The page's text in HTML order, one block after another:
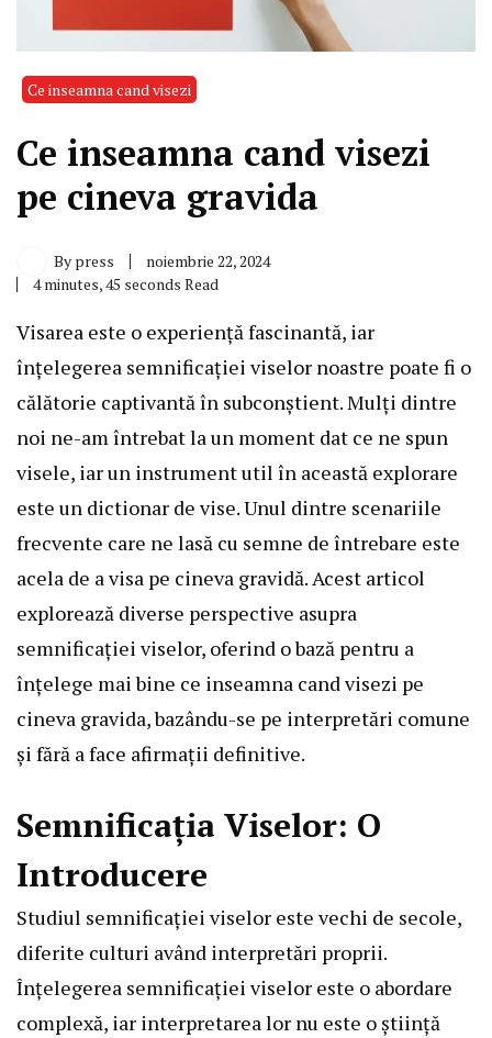
Ce inseamna cand visezi
Ce inseamna cand visezi
pe cineva gravida
By press
noiembrie 22, 2024
4 minutes, 45 seconds Read
Visarea este o experiență fascinantă, iar
înțelegerea semnificației viselor noastre poate fi o
călătorie captivantă în subconștient. Mulți dintre
noi ne-am întrebat la un moment dat ce ne spun
visele, iar un instrument util în această explorare
este un dictionar de vise. Unul dintre scenariile
frecvente care ne lasă cu semne de întrebare este
acela de a visa pe cineva gravidă. Acest articol
explorează diverse perspective asupra
semnificației viselor, oferind o bază pentru a
înțelege mai bine ce inseamna cand visezi pe
cineva gravida, bazându-se pe interpretări comune
și fără a face afirmații definitive.
Semnificația Viselor: O
Introducere
Studiul semnificației viselor este vechi de secole,
diferite culturi având interpretări proprii.
Înțelegerea semnificației viselor este o abordare
complexă, iar interpretarea lor nu este o știință